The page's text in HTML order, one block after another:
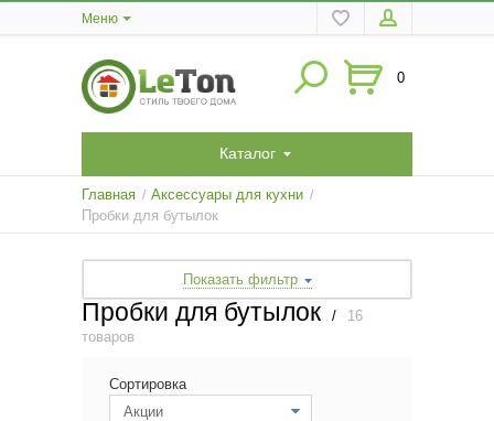
Меню
0
Каталог
Главная / Аксессуары для кухни /
Пробки для бутылок
Показать фильтр
Пробки для бутылок /
16
товаров
Сортировка
Акции